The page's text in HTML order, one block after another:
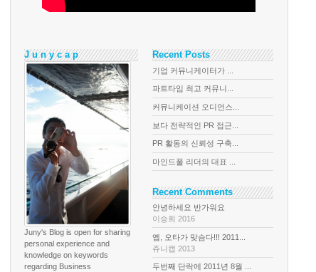
J u n y c a p
Juny's Blog is open for sharing
personal experience and
knowledge on keywords
regarding Business
Recent Posts
기업 커뮤니케이터가 ...
파트타임 최고 커뮤니...
커뮤니케이션 오디언스...
보다 전략적인 PR 접근...
PR 활동의 신뢰성 구축...
마인드풀 리더의 대표 ...
Recent Comments
안녕하세요 반가워요
이승희 2016
옙, 오타가 맞슴다!!! 2011...
쥬니캡 2013
두번째 단락에 2011년 8월 ...